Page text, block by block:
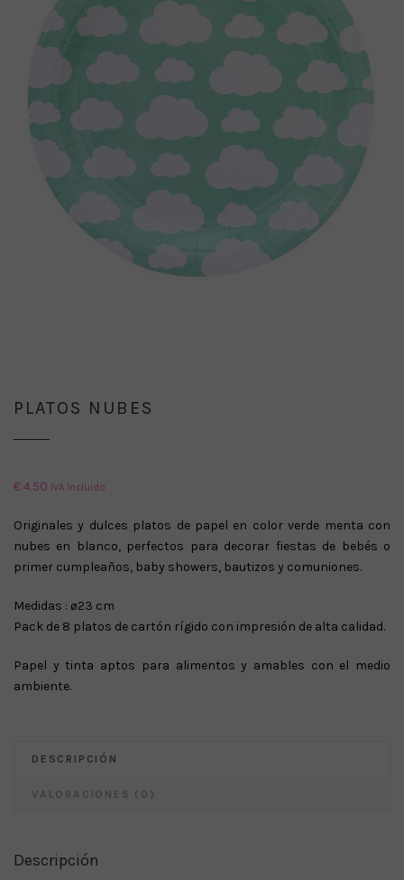
PLATOS NUBES
€4.50 IVA Incluido
Originales y dulces platos de papel en color verde menta con
nubes en blanco, perfectos para decorar fiestas de bebés o
primer cumpleaños, baby showers, bautizos y comuniones.
Medidas : ø23 cm
Pack de 8 platos de cartón rígido con impresión de alta calidad.
Papel y tinta aptos para alimentos y amables con el medio
ambiente.
DESCRIPCIÓN
VALORACIONES (0)
Descripción